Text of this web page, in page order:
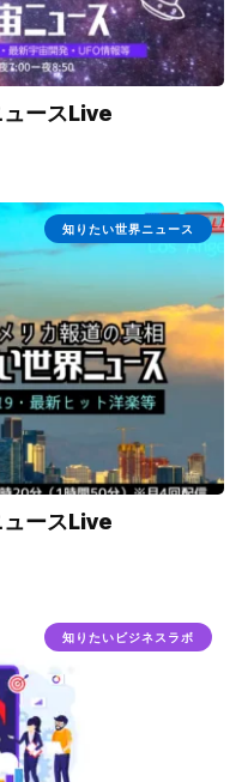
ースLive
知りたい世界ニュース
ースLive
知りたいビジネスラボ